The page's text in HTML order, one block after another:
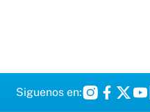
Siguenos en: